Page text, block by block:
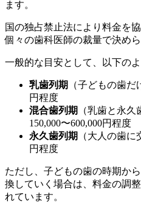
ます。
国の独占禁止法により料金を
個々の歯科医師の裁量で決めら
一般的な目安として、以下の
乳歯列期
（子どもの歯
円程度
混合歯列期
（乳歯と永
150,000〜600,000円程度
永久歯列期
（大人の歯
円程度
ただし、子どもの歯の時期か
換していく場合は、料金の調
れています。